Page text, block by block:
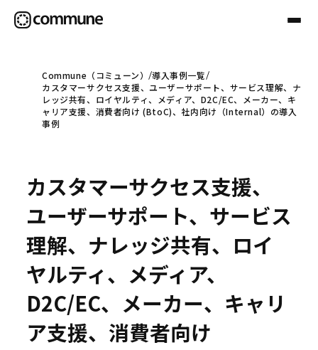
Communeについて
事例
セミナー
お役立ち情報
Commune（コミューン）
導入事例一覧
カスタマーサクセス支援、ユーザーサポート、サービス理解、ナ
レッジ共有、ロイヤルティ、メディア、D2C/EC、メーカー、キ
ャリア支援、消費者向け (BtoC)、社内向け（Internal）の導入
事例
カスタマーサクセス支援、
ユーザーサポート、サービス
理解、ナレッジ共有、ロイ
ヤルティ、メディア、
D2C/EC、メーカー、キャリ
ア支援、消費者向け